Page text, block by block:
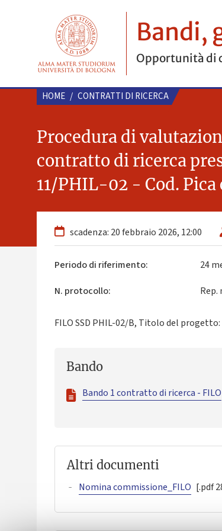
Bandi,
Opportunità di
HOME / CONTRATTI DI RICERCA
Procedura di
contratto di ricerca
11/PHIL-02 - Cod.
scadenza: 20 febbraio 2026, 12:00
Periodo di riferimento:
24
N. protocollo:
Rep.
FILO SSD PHIL-02/B, Titolo del progetto:
Bando
Bando 1 contratto di ricerca - FILO
Altri documenti
Nomina commissione_FILO [.pdf